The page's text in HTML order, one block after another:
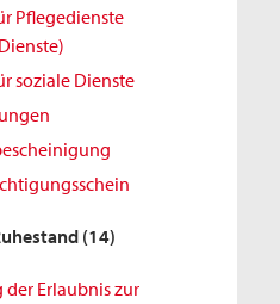
Pflegedienste
soziale Dienste
(14)
Erlaubnis zur